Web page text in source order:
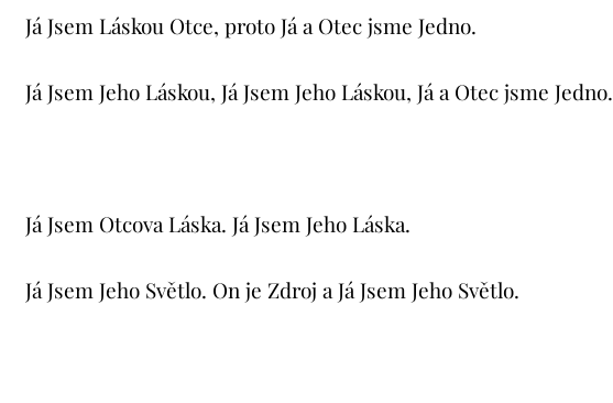
Já Jsem Láskou Otce, proto Já a Otec jsme Jedno.
Já Jsem Jeho Láskou, Já Jsem Jeho Láskou, Já a Otec jsme Jedno.
Já Jsem Otcova Láska. Já Jsem Jeho Láska.
Já Jsem Jeho Světlo. On je Zdroj a Já Jsem Jeho Světlo.